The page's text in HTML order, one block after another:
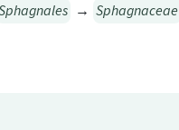
→ Sphagnaceae